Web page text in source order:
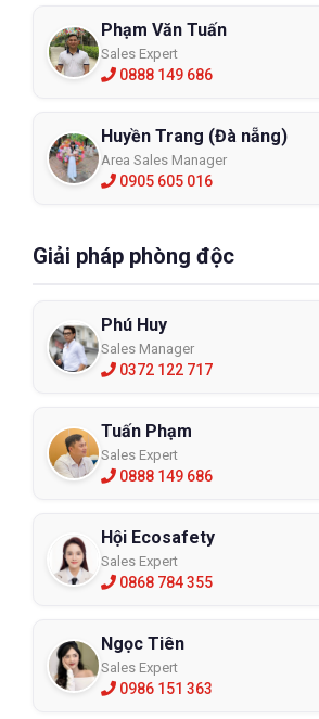
Phạm Văn Tuấn
Sales Expert
0888 149 686
Huyền Trang (Đà nẵng)
Area Sales Manager
0905 605 016
Giải pháp phòng độc
Phú Huy
Sales Manager
0372 122 717
Tuấn Phạm
Sales Expert
0888 149 686
Hội Ecosafety
Sales Expert
0868 784 355
Ngọc Tiên
Sales Expert
0986 151 363